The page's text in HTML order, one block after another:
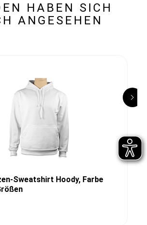
HABEN SICH
ANGESEHEN
Sweatshirt Hoody, Farbe